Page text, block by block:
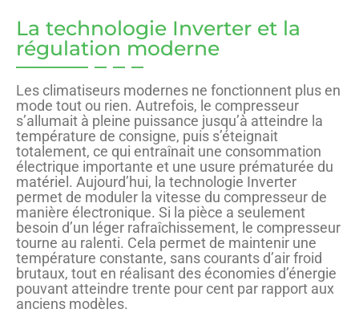
La technologie Inverter et la
régulation moderne
Les climatiseurs modernes ne fonctionnent plus en
mode tout ou rien. Autrefois, le compresseur
s’allumait à pleine puissance jusqu’à atteindre la
température de consigne, puis s’éteignait
totalement, ce qui entraînait une consommation
électrique importante et une usure prématurée du
matériel. Aujourd’hui, la technologie Inverter
permet de moduler la vitesse du compresseur de
manière électronique. Si la pièce a seulement
besoin d’un léger rafraîchissement, le compresseur
tourne au ralenti. Cela permet de maintenir une
température constante, sans courants d’air froid
brutaux, tout en réalisant des économies d’énergie
pouvant atteindre trente pour cent par rapport aux
anciens modèles.